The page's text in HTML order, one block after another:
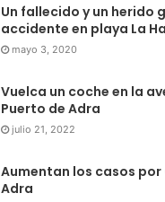
Un fallecido y un herido
accidente en playa La
mayo 3, 2020
Vuelca un coche en la
Puerto de Adra
julio 21, 2022
Aumentan los casos por
Adra